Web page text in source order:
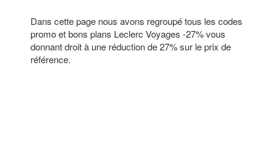
Dans cette page nous avons regroupé tous les codes
promo et bons plans Leclerc Voyages -27% vous
donnant droit à une réduction de 27% sur le prix de
référence.